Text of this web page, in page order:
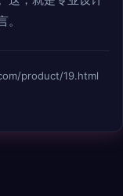
product/19.html